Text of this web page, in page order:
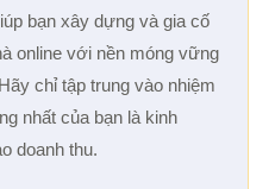
bạn xây dựng và gia cố
online với nền móng vững
chỉ tập trung vào nhiệm
nhất của bạn là kinh
doanh thu.